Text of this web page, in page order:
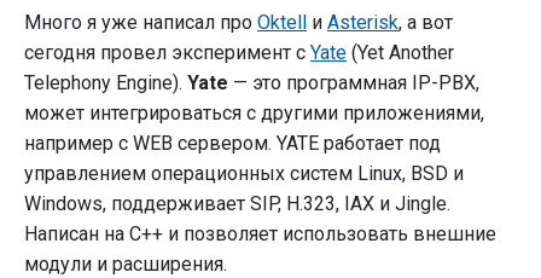
движок…"
Много я уже написал про Oktell и Asterisk, а вот
сегодня провел эксперимент с Yate (Yet Another
Telephony Engine). Yate — это программная IP-PBX,
может интегрироваться с другими приложениями,
например с WEB сервером. YATE работает под
управлением операционных систем Linux, BSD и
Windows, поддерживает SIP, H.323, IAX и Jingle.
Написан на C++ и позволяет использовать внешние
модули и расширения.